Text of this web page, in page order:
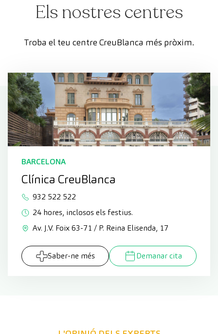
Els nostres centres
Troba el teu centre CreuBlanca més pròxim.
BARCELONA
Clínica CreuBlanca
932 522 522
24 hores, inclosos els festius.
Av. J.V. Foix 63-71 / P. Reina Elisenda, 17
Saber-ne més Demanar cita